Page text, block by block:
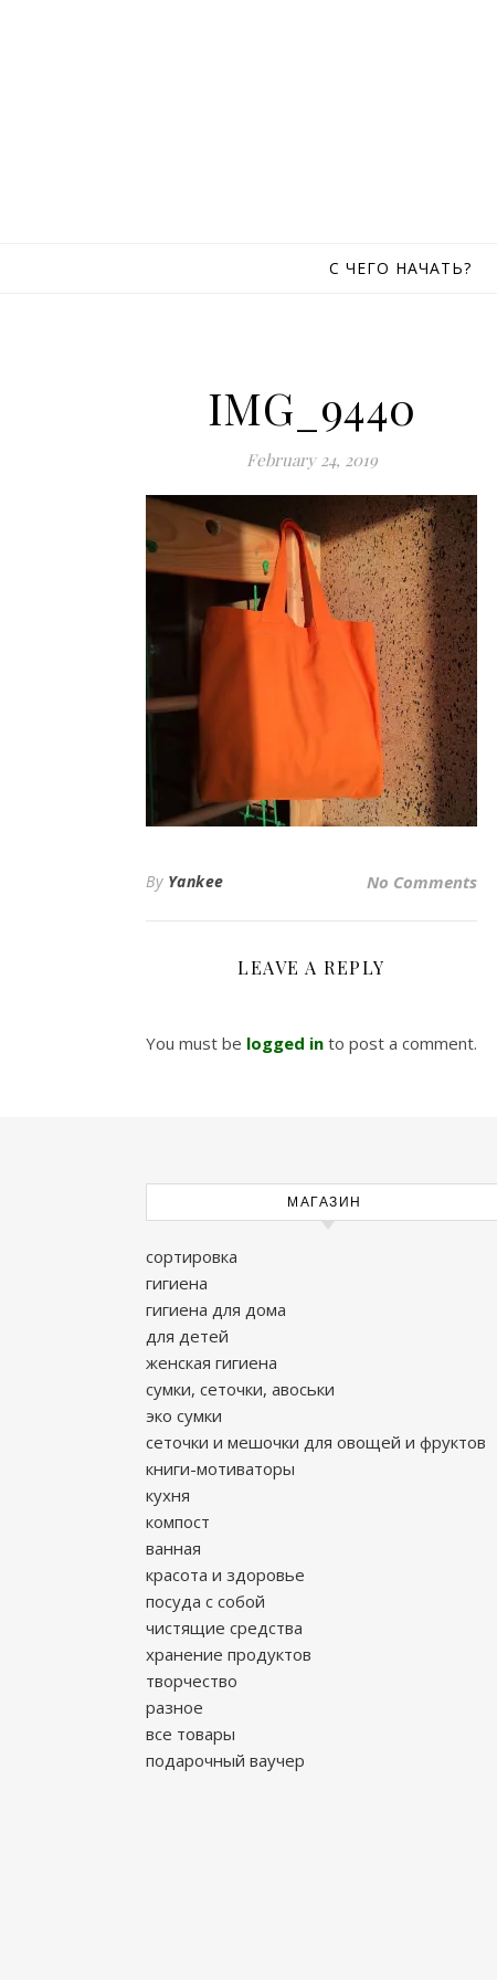
С ЧЕГО НАЧАТЬ?
IMG_9440
February 24, 2019
By Yankee No Comments
LEAVE A REPLY
You must be logged in to post a comment.
МАГАЗИН
сортировка
гигиена
гигиена для дома
для детей
женская гигиена
сумки, сеточки, авоськи
эко сумки
сеточки и мешочки для овощей и фруктов
книги-мотиваторы
кухня
компост
ванная
красота и здоровье
посуда с собой
чистящие средства
хранение продуктов
творчество
разное
все товары
подарочный ваучер